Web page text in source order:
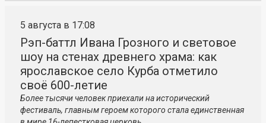
5 августа в 17:08
Рэп-баттл Ивана Грозного и световое
шоу на стенах древнего храма: как
ярославское село Курба отметило
своё 600-летие
Более тысячи человек приехали на исторический
фестиваль, главным героем которого стала единственная